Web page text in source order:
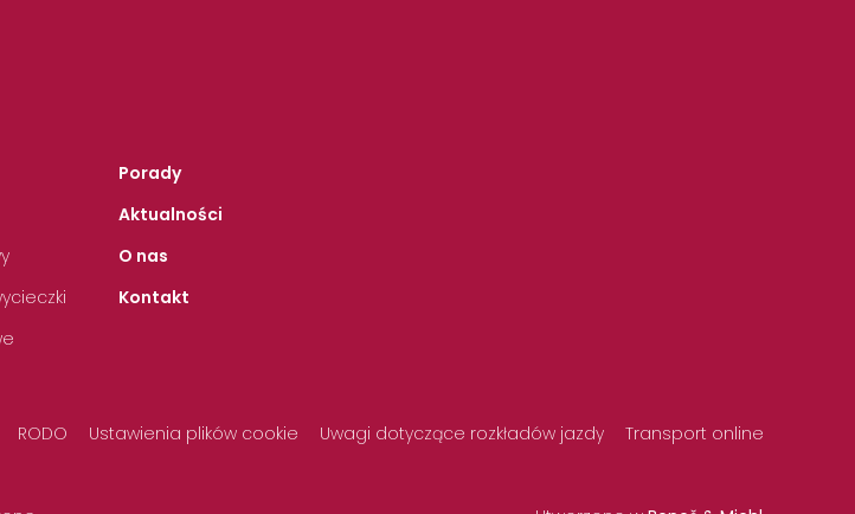
Porady
Aktualności
O nas
Kontakt
RODO Ustawienia plików cookie Uwagi dotyczące rozkładów jazdy Transport online